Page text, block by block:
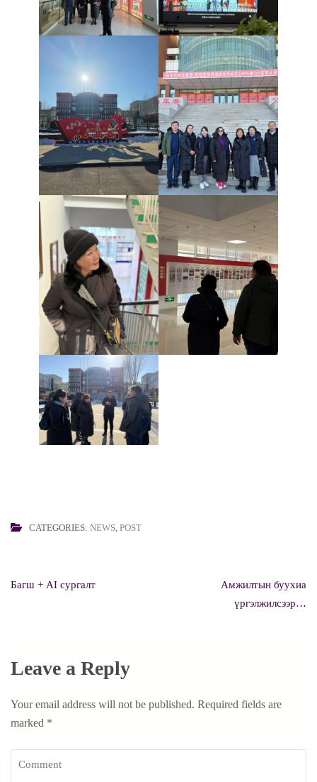
CATEGORIES: NEWS, POST
Post
Багш + AI сургалт
Амжилтын буухиа
үргэлжилсээр…
Leave a Reply
Your email address will not be published. Required fields are
marked *